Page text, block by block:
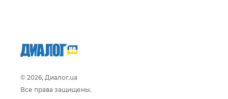
© 2026, Диалог.ua
Все права защищены.